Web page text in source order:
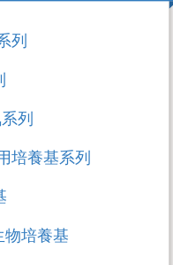
列
列
培養基系列
物培養基